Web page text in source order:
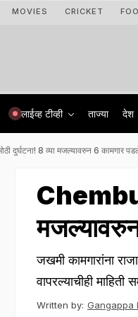
MOVIES CRICKET
लाईव्ह टीव्ही ताज्या देश
दुर्घटना! 8 व्या मजल्यावरुन 6 कामगार
जखमी कामगारांना
वापरल्याचीही
Written by: Gangappa